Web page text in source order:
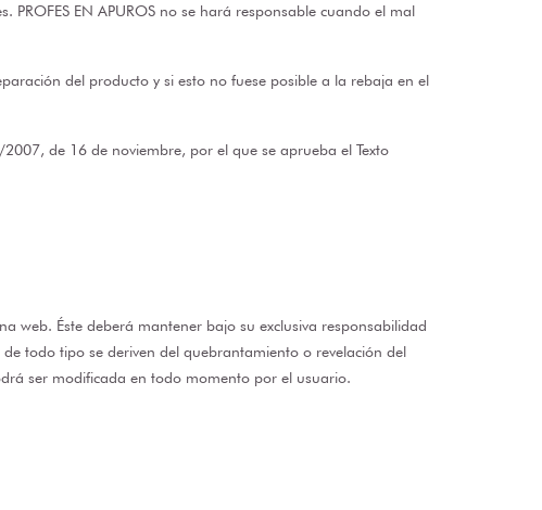
EN APUROS no se hará responsable cuando el mal
del producto y si esto no fuese posible a la rebaja en el
de 16 de noviembre, por el que se aprueba el Texto
web. Éste deberá mantener bajo su exclusiva responsabilidad
todo tipo se deriven del quebrantamiento o revelación del
ser modificada en todo momento por el usuario.